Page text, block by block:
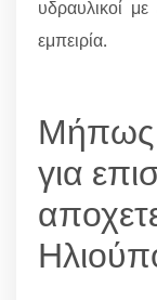
υδραυλικοί
εμπειρία.
Μήπως
για